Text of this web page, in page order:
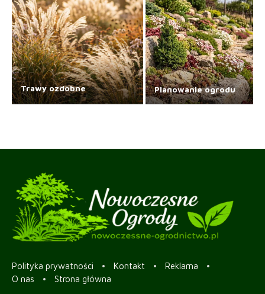
Trawy ozdobne Planowanie ogrodu
Polityka prywatności Kontakt
Reklama
O nas
Strona główna